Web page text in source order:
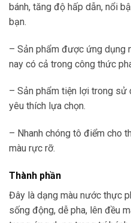
bánh, tăng độ hấp dẫn, nổi
bạn.
– Sản phẩm được ứng dụng
nay có cả trong công thức
– Sản phẩm tiện lợi trong sử
yêu thích lựa chọn.
– Nhanh chóng tô điểm cho
màu rực rỡ.
Thành phần
Đây là dạng màu nước thực
sống động, dễ pha, lên đều